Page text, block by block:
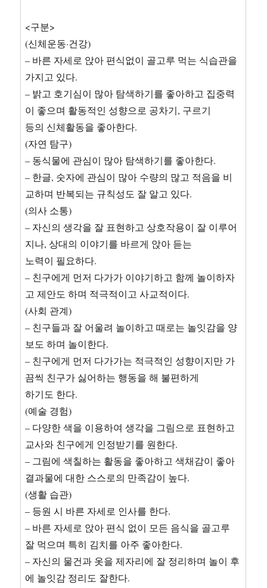
<구분>
(신체운동·건강)
– 바른 자세로 앉아 편식없이 골고루 먹는 식습관을
가지고 있다.
– 밝고 호기심이 많아 탐색하기를 좋아하고 집중력
이 좋으며 활동적인 성향으로 공차기, 구르기
등의 신체활동을 좋아한다.
(자연 탐구)
– 동식물에 관심이 많아 탐색하기를 좋아한다.
– 한글, 숫자에 관심이 많아 수량의 많고 적음을 비
교하며 반복되는 규칙성도 잘 알고 있다.
(의사 소통)
– 자신의 생각을 잘 표현하고 상호작용이 잘 이루어
지나, 상대의 이야기를 바르게 앉아 듣는
노력이 필요하다.
– 친구에게 먼저 다가가 이야기하고 함께 놀이하자
고 제안도 하며 적극적이고 사교적이다.
(사회 관계)
– 친구들과 잘 어울려 놀이하고 때로는 놀잇감을 양
보도 하며 놀이한다.
– 친구에게 먼저 다가가는 적극적인 성향이지만 가
끔씩 친구가 싫어하는 행동을 해 불편하게
하기도 한다.
(예술 경험)
– 다양한 색을 이용하여 생각을 그림으로 표현하고
교사와 친구에게 인정받기를 원한다.
– 그림에 색칠하는 활동을 좋아하고 색채감이 좋아
결과물에 대한 스스로의 만족감이 높다.
(생활 습관)
– 등원 시 바른 자세로 인사를 한다.
– 바른 자세로 앉아 편식 없이 모든 음식을 골고루
잘 먹으며 특히 김치를 아주 좋아한다.
– 자신의 물건과 옷을 제자리에 잘 정리하며 놀이 후
에 놀잇감 정리도 잘한다.